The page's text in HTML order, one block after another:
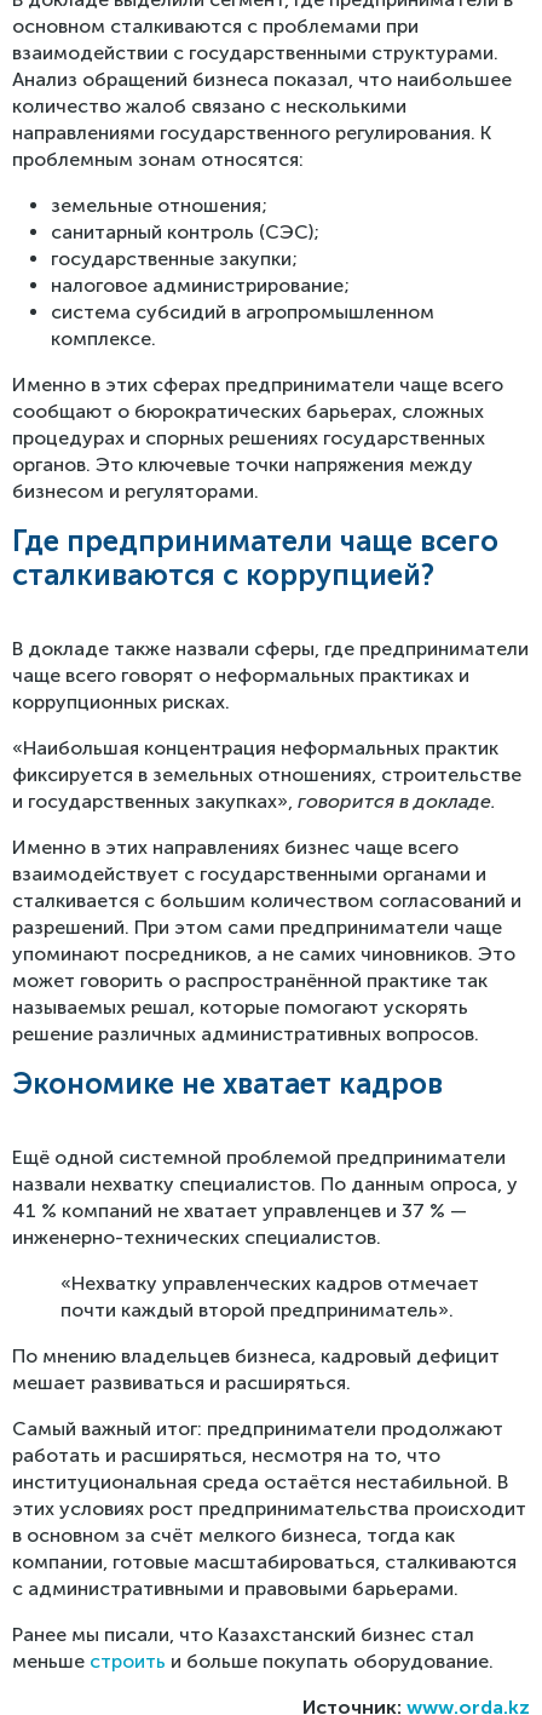
основном сталкиваются с проблемами при
взаимодействии с государственными структурами.
Анализ обращений бизнеса показал, что наибольшее
количество жалоб связано с несколькими
направлениями государственного регулирования. К
проблемным зонам относятся:
земельные отношения;
санитарный контроль (СЭС);
государственные закупки;
налоговое администрирование;
система субсидий в агропромышленном
комплексе.
Именно в этих сферах предприниматели чаще всего
сообщают о бюрократических барьерах, сложных
процедурах и спорных решениях государственных
органов. Это ключевые точки напряжения между
бизнесом и регуляторами.
Где предприниматели чаще всего
сталкиваются с коррупцией?
В докладе также назвали сферы, где предприниматели
чаще всего говорят о неформальных практиках и
коррупционных рисках.
«Наибольшая концентрация неформальных практик
фиксируется в земельных отношениях, строительстве
и государственных закупках», говорится в докладе.
Именно в этих направлениях бизнес чаще всего
взаимодействует с государственными органами и
сталкивается с большим количеством согласований и
разрешений. При этом сами предприниматели чаще
упоминают посредников, а не самих чиновников. Это
может говорить о распространённой практике так
называемых решал, которые помогают ускорять
решение различных административных вопросов.
Экономике не хватает кадров
Ещё одной системной проблемой предприниматели
назвали нехватку специалистов. По данным опроса, у
41 % компаний не хватает управленцев и 37 % —
инженерно-технических специалистов.
«Нехватку управленческих кадров отмечает
почти каждый второй предприниматель».
По мнению владельцев бизнеса, кадровый дефицит
мешает развиваться и расширяться.
Самый важный итог: предприниматели продолжают
работать и расширяться, несмотря на то, что
институциональная среда остаётся нестабильной. В
этих условиях рост предпринимательства происходит
в основном за счёт мелкого бизнеса, тогда как
компании, готовые масштабироваться, сталкиваются
с административными и правовыми барьерами.
Ранее мы писали, что Казахстанский бизнес стал
меньше строить и больше покупать оборудование.
Источник: www.orda.kz